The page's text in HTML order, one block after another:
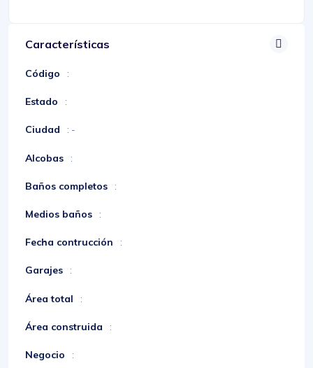
Características
Código :
Estado :
Ciudad : -
Alcobas :
Baños completos :
Medios baños :
Fecha contrucción :
Garajes :
Área total :
Área construida :
Negocio :